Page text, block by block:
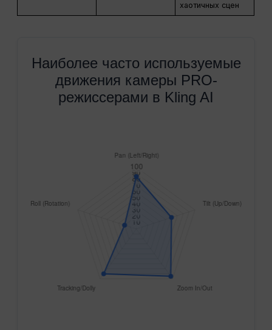
хаотичных сцен
Наиболее часто используемые
движения камеры PRO-
режиссерами в Kling AI